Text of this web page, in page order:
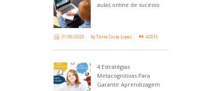
aulas online de sucesso
31/05/2020 byTúria Costa Lopes 42015
4 Estratégias
Metacognitivas Para
Garantir Aprendizagem